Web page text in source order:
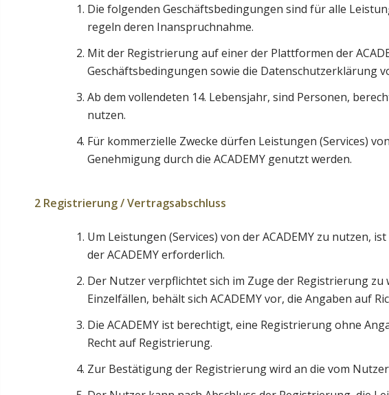
Die folgenden Geschäftsbedingungen sind für alle
regeln deren Inanspruchnahme.
Mit der Registrierung auf einer der Plattformen der
Geschäftsbedingungen sowie die Datenschutzerklärung
Ab dem vollendeten 14. Lebensjahr, sind Personen,
nutzen.
Für kommerzielle Zwecke dürfen Leistungen (Services)
Genehmigung durch die ACADEMY genutzt werden.
2 Registrierung / Vertragsabschluss
Um Leistungen (Services) von der ACADEMY zu nutzen,
der ACADEMY erforderlich.
Der Nutzer verpflichtet sich im Zuge der Registrierung
Einzelfällen, behält sich ACADEMY vor, die Angaben auf
Die ACADEMY ist berechtigt, eine Registrierung ohne
Recht auf Registrierung.
Zur Bestätigung der Registrierung wird an die vom